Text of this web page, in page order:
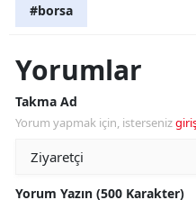
#borsa
Yorumlar
Takma Ad
Yorum yapmak için, isterseniz
Yorum Yazın (500 Karakter)